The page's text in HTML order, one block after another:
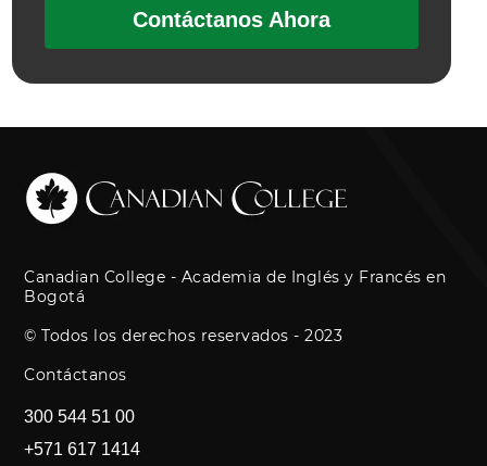
Contáctanos Ahora
Canadian College - Academia de Inglés y Francés en
Bogotá
© Todos los derechos reservados - 2023
Contáctanos
300 544 51 00
+571 617 1414